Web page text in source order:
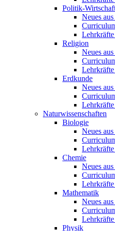
Politik-
Neues
Religion
Neues
Erdkunde
Neues
Naturwissenschaften
Biologie
Neues
Chemie
Neues
Mathematik
Neues
Physik